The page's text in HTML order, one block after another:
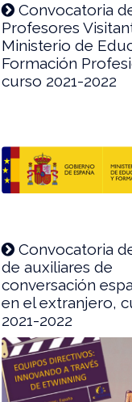
Convocatoria
Profesores
Ministerio de
Formación
curso 2021-2022
Convocatoria
de auxiliares de
conversación
en el extranjero,
2021-2022